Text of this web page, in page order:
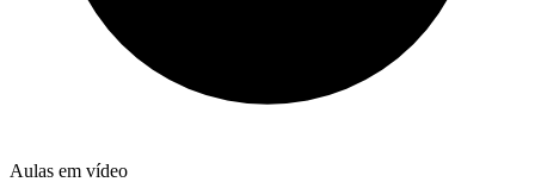
Aulas em vídeo